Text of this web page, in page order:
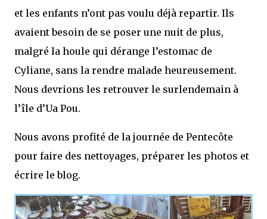
et les enfants n’ont pas voulu déjà repartir. Ils
avaient besoin de se poser une nuit de plus,
malgré la houle qui dérange l’estomac de
Cyliane, sans la rendre malade heureusement.
Nous devrions les retrouver le surlendemain à
l’île d’Ua Pou.
Nous avons profité de la journée de Pentecôte
pour faire des nettoyages, préparer les photos et
écrire le blog.